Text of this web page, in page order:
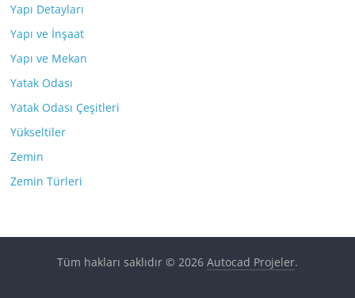
Yapı Detayları
Yapı ve İnşaat
Yapı ve Mekan
Yatak Odası
Yatak Odası Çeşitleri
Yükseltiler
Zemin
Zemin Türleri
Tüm hakları saklıdır © 2026 Autocad Projeler.